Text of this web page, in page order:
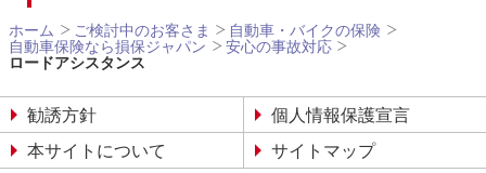
ホーム ご検討中のお客さま 自動車・バイクの保険
自動車保険なら損保ジャパン 安心の事故対応
ロードアシスタンス
勧誘方針
個人情報保護宣言
本サイトについて
サイトマップ